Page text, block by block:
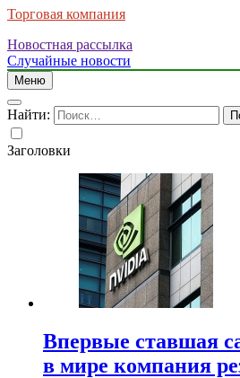
Торговая компания
Новостная рассылка
Случайные новости
Меню
Найти:
Заголовки
Впервые ставшая
в мире компания